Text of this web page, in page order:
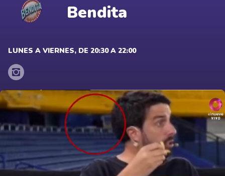
Bendita
LUNES A VIERNES, DE 20:30 A 22:00